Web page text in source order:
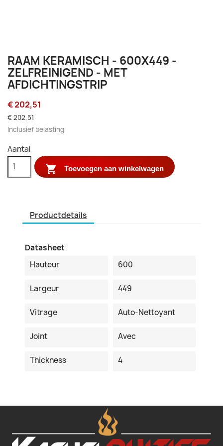
RAAM KERAMISCH - 600X449 -
ZELFREINIGEND - MET
AFDICHTINGSTRIP
€ 202,51
€ 202,51
Inclusief belasting
Aantal
 Toevoegen aan winkelwagen
Productdetails
Datasheet
Hauteur
600
Largeur 449
Vitrage Auto-Nettoyant
Joint Avec
Thickness 4